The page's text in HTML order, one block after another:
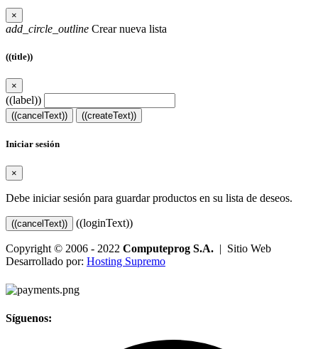
×
add_circle_outline Crear nueva lista
((title))
×
((label))
((cancelText)) ((createText))
Iniciar sesión
×
Debe iniciar sesión para guardar productos en su lista de deseos.
((cancelText)) ((loginText))
Copyright © 2006 - 2022 Computeprog S.A. | Sitio Web
Desarrollado por: Hosting Supremo
Síguenos: